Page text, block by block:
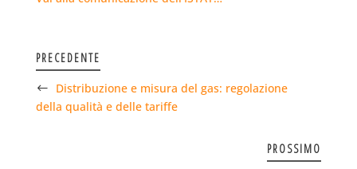
PRECEDENTE
Distribuzione e misura del gas: regolazione
della qualità e delle tariffe
PROSSIMO